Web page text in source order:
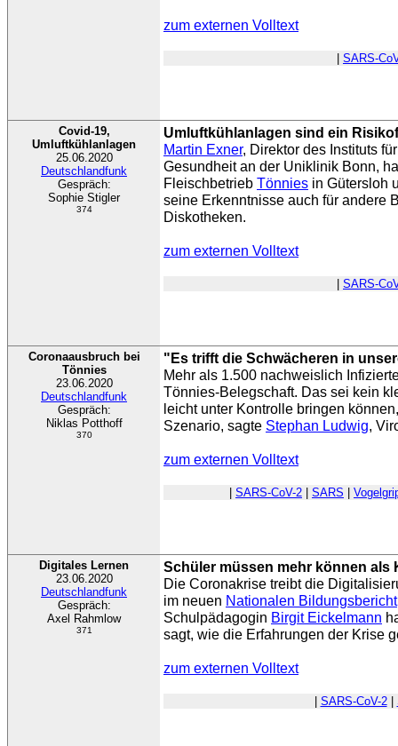
zum externen Volltext
SARS-
Covid-19,
Umluftkühlanlagen
25.06.2020
Deutschlandfunk
Gespräch:
Sophie Stigler
374
Umluftkühlanlagen sind ein
Martin Exner, Direktor des Instituts
Gesundheit an der Uniklinik Bonn,
Fleischbetrieb Tönnies in Gütersloh
seine Erkenntnisse auch für andere
Diskotheken.
zum externen Volltext
SARS-
Coronaausbruch bei
Tönnies
23.06.2020
Deutschlandfunk
Gespräch:
Niklas Potthoff
370
"Es trifft die Schwächeren in
Mehr als 1.500 nachweislich
Tönnies-Belegschaft. Das sei kein
leicht unter Kontrolle bringen
Szenario, sagte Stephan Ludwig,
zum externen Volltext
SARS-CoV-2 SARS
Digitales Lernen
23.06.2020
Deutschlandfunk
Gespräch:
Axel Rahmlow
371
Schüler müssen mehr können als
Die Coronakrise treibt die
im neuen Nationalen Bildungsbericht
Schulpädagogin Birgit Eickelmann
sagt, wie die Erfahrungen der Krise
zum externen Volltext
SARS-CoV-2|